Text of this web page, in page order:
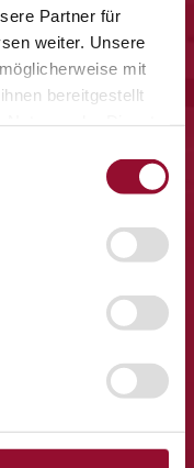
Partner für
weiter. Unsere
mit
bereitgestellt
von Strähle – mit
Neuheiten und
Haus.